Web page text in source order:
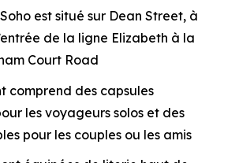
est situé sur Dean Street, à
de la ligne Elizabeth à la
Court Road
comprend des capsules
les voyageurs solos et des
pour les couples ou les amis